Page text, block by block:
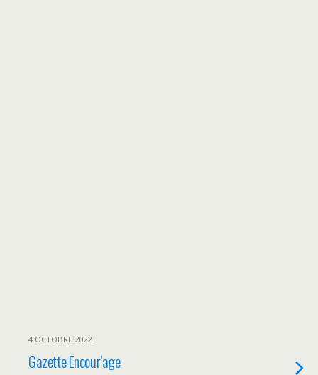
4 OCTOBRE 2022
Gazette Encour’age